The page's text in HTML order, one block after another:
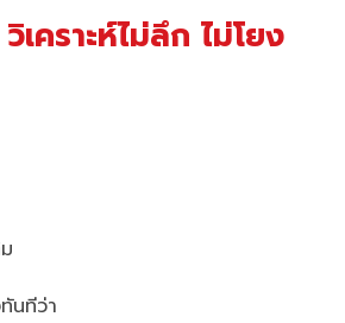
เคราะห์ไม่ลึก ไม่โยง
นทีว่า